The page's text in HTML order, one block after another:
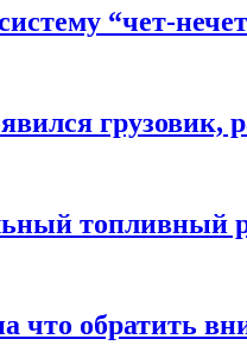
“чет-
грузовик,
топливный
что обратить